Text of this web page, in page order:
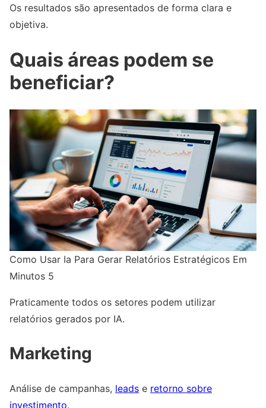
Os resultados são apresentados de forma clara e
objetiva.
Quais áreas podem se
beneficiar?
Como Usar Ia Para Gerar Relatórios Estratégicos Em
Minutos 5
Praticamente todos os setores podem utilizar
relatórios gerados por IA.
Marketing
Análise de campanhas, leads e retorno sobre
investimento.